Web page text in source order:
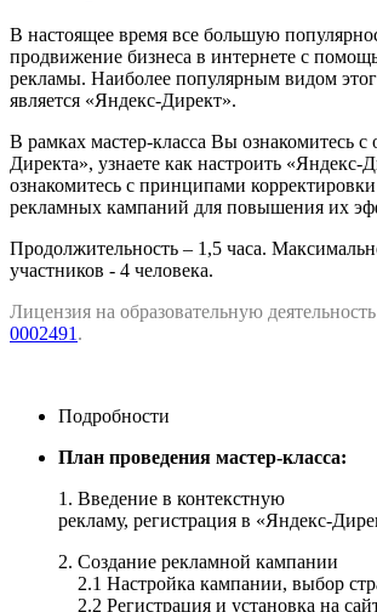
В настоящее время все большую
продвижение бизнеса в интернете с
рекламы. Наиболее популярным видом
является «Яндекс-Директ».
В рамках мастер-класса Вы ознакомитесь
Директа», узнаете как настроить «Яндекс-
ознакомитесь с принципами
рекламных кампаний для повышения их
Продолжительность – 1,5 часа.
участников - 4 человека.
Лицензия на образовательную деятельность
0002491 .
Подробности
План проведения мастер-класса:
1. Введение в контекстную
рекламу, регистрация в «Яндекс-
2. Создание рекламной кампании
2.1 Настройка кампании, выбор
2.2 Регистрация и установка на